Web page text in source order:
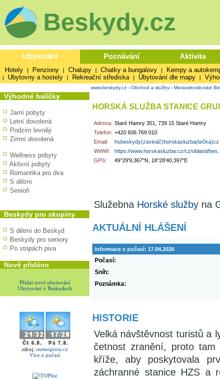
Beskydy.cz
Ubytování Poznávání Aktivita
Hotely | Penziony | Chalupy | Chatky a bungalovy | Kempy a
| Ubytovny a hostely | Rekreační střediska | Ubytování dle mapy |
Výhodné balíčky
Jarní pobyty
Letní dovolená
Podzim levněji
Zimní dovolená
Wellness pobyty
Aktivní pobyty
Romantika pro dva
S dětmi
Senioři
Beskydy pro skupiny
S dětmi do Beskyd
Beskydy pro seniory
Po stopách piva
Nově přidáno
Přidat nové ubytování
Ubytování v Beskydech
zdroj: meteopress.cz
Více o počasí
www.beskydy.cz - Obchod a služby - Moravskoslezské
HORSKÁ SLUŽBA STANICE
Adresa: Staré Hamry 351, 739 15 Staré Hamry
Telefon: +420 606 769 010
Email:
hsbeskydy(zavináč)horskasluzba(tečka)cz
WWW:
https://www.horskasluzba.cz/cz/oblasti/
GPS:
49°29'9,367"N, 18°28'40,397"E
Služebna Horské služby na
AKTUÁLNÍ HLÁŠENÍ
Informace o počasí: 17.04.2026
Počasí:
Sníh:
Poznámka:
HISTORIE
Velká návštěvnost turistů a
četnost zranění, proto
kříže, aby poskytovala
záchranné stanice HZS a